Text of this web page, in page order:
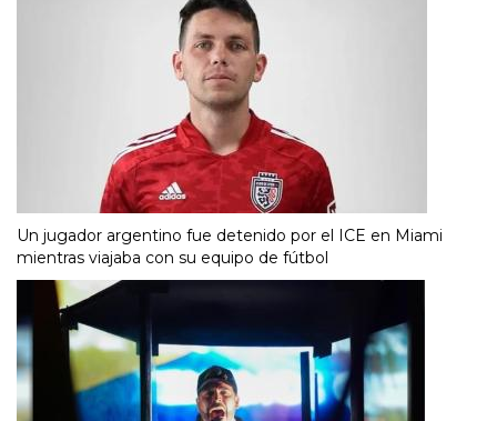
Un jugador argentino fue detenido por el ICE en Miami
mientras viajaba con su equipo de fútbol